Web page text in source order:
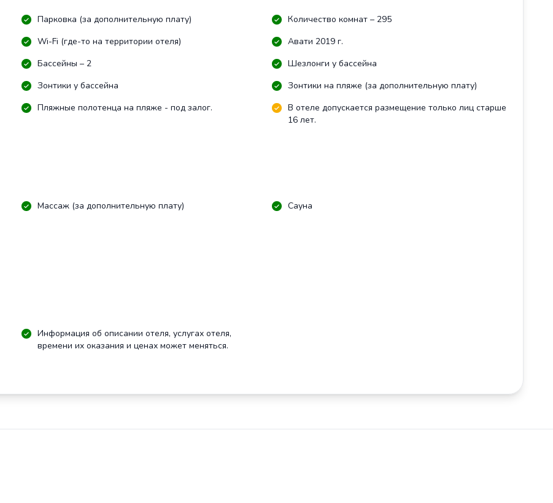
Парковка (за дополнительную плату)
Количество комнат – 295
Wi-Fi (где-то на территории отеля)
Авати 2019 г.
Бассейны – 2
Шезлонги у бассейна
Зонтики у бассейна
Зонтики на пляже (за дополнительную плату)
Пляжные полотенца на пляже - под залог.
В отеле допускается размещение только лиц старше
16 лет.
Массаж (за дополнительную плату) Сауна
Информация об описании отеля, услугах отеля,
времени их оказания и ценах может меняться.